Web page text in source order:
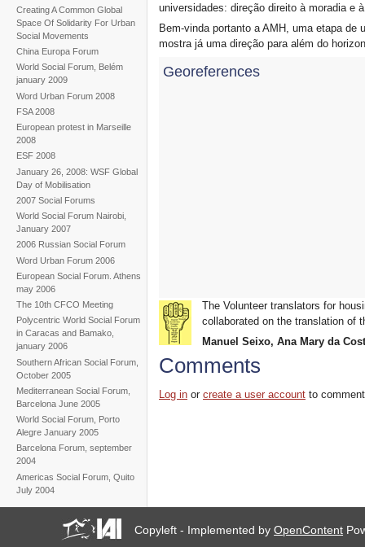
Creating A Common Global
Space Of Solidarity For Urban
Social Movements
China Europa Forum
World Social Forum, Belém
january 2009
Word Urban Forum 2008
FSA 2008
European protest in Marseille
2008
ESF 2008
January 26, 2008: WSF Global
Day of Mobilisation
2007 Social Forums
World Social Forum Nairobi,
January 2007
2006 Russian Social Forum
Word Urban Forum 2006
European Social Forum. Athens
may 2006
The 10th CFCO Meeting
Polycentric World Social Forum
in Caracas and Bamako,
january 2006
Southern African Social Forum,
October 2005
Mediterranean Social Forum,
Barcelona June 2005
World Social Forum, Porto
Alegre January 2005
Barcelona Forum, september
2004
Americas Social Forum, Quito
July 2004
universidades: direção direito à moradia e
Bem-vinda portanto a AMH, uma etapa
mostra já uma direção para além do
Georeferences
The Volunteer translators for
collaborated on the translation of
Manuel Seixo, Ana Mary da
Comments
Log in orcreate a user account to
Copyleft - Implemented byOpenContent